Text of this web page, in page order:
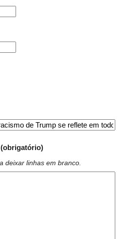
(obrigatório)
deixar linhas em branco.